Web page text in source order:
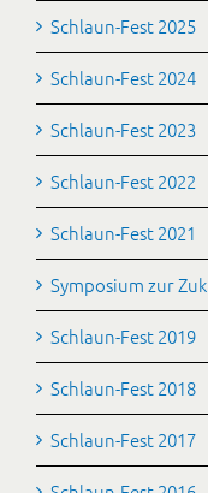
Schlaun-Fest 2025
Schlaun-Fest 2024
Schlaun-Fest 2023
Schlaun-Fest 2022
Schlaun-Fest 2021
Symposium zur
Schlaun-Fest 2019
Schlaun-Fest 2018
Schlaun-Fest 2017